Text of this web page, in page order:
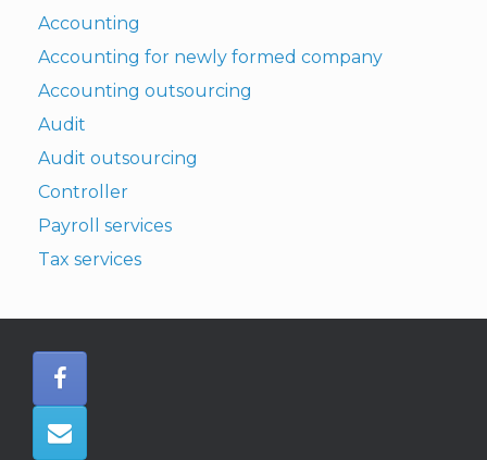
Accounting
Accounting for newly formed company
Accounting outsourcing
Audit
Audit outsourcing
Controller
Payroll services
Tax services